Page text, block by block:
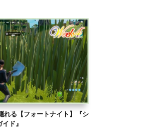
れる【フォートナイト】『シ
ド』